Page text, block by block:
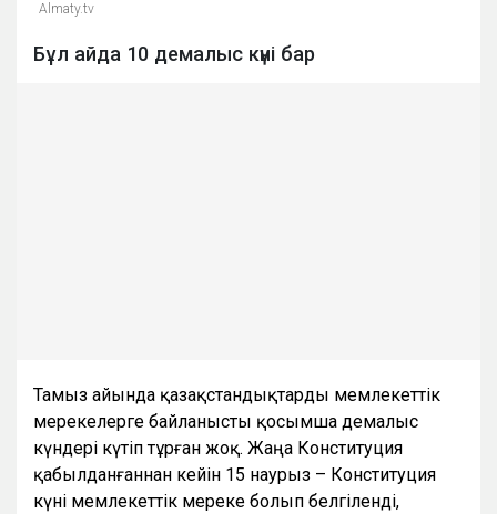
Almaty.tv
Бұл айда 10 демалыс күні бар
Тамыз айында қазақстандықтарды мемлекеттік
мерекелерге байланысты қосымша демалыс
күндері күтіп тұрған жоқ. Жаңа Конституция
қабылданғаннан кейін 15 наурыз – Конституция
күні мемлекеттік мереке болып белгіленді,